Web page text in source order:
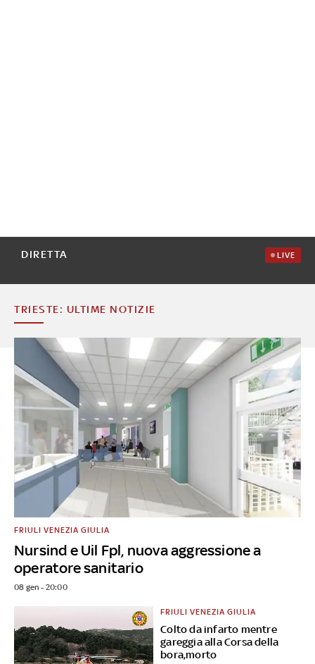
DIRETTA LIVE
TRIESTE: ULTIME NOTIZIE
Nursind e Uil Fpl, nuova aggressione a
operatore sanitario
FRIULI VENEZIA GIULIA
08 gen - 20:00
Colto da infarto mentre
gareggia alla Corsa della
bora,morto
FRIULI VENEZIA GIULIA